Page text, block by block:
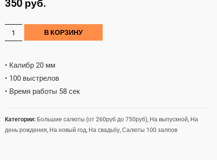
350 руб.
В КОРЗИНУ
• Калибр 20 мм
• 100 выстрелов
• Время работы 58 сек
Категории: Большие салюты (от 260руб до 750руб), На выпускной, На
день рождения, На новый год, На свадьбу, Салюты 100 залпов